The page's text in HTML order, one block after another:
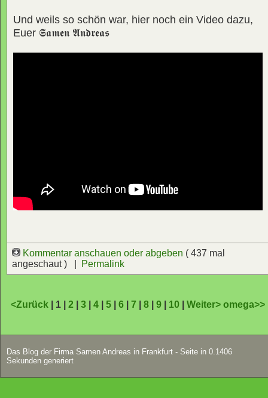
Und weils so schön war, hier noch ein Video dazu,
Euer 𝕾𝖆𝖒𝖊𝖓 𝕬𝖓𝖉𝖗𝖊𝖆𝖘
Kommentar anschauen oder abgeben ( 437 mal
angeschaut ) |
Permalink
<Zurück | 1 |2 |3 |4 |5 |6 |7 |8 |9 10 |Weiter>omega>>
Das Blog der Firma Samen Andreas in Frankfurt - Seite in 0.1406
Sekunden generiert